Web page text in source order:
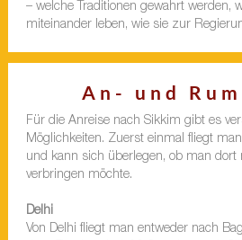
– welche Traditionen gewahrt werden,
miteinander leben, wie sie zur
An- und
Für die Anreise nach Sikkim gibt es
Möglichkeiten. Zuerst einmal fliegt
und kann sich überlegen, ob man dort
verbringen möchte.
Delhi
Von Delhi fliegt man entweder nach